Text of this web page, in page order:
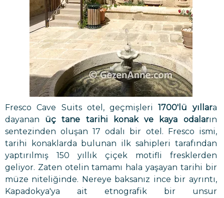
Fresco Cave Suits otel, geçmişleri1700'lü yıllara
dayanan üç tane tarihi konak ve kaya odaların
sentezinden oluşan 17 odalı bir otel. Fresco ismi,
tarihi konaklarda bulunan ilk sahipleri tarafından
yaptırılmış 150 yıllık çiçek motifli fresklerden
geliyor. Zaten otelin tamamı hala yaşayan tarihi bir
müze niteliğinde. Nereye baksanız ince bir ayrıntı,
Kapadokya'ya ait etnografik bir unsur